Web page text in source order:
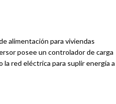
alimentación para viviendas
posee un controlador de carga
la red eléctrica para suplir energía a